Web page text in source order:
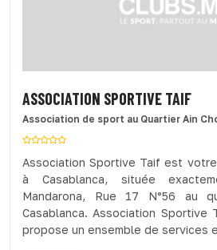
ASSOCIATION SPORTIVE TAIF
Association de sport au Quartier Ain
Association Sportive Taif est
à Casablanca, située
Mandarona, Rue 17 N°56 au
Casablanca. Association Sportive
propose un ensemble de services